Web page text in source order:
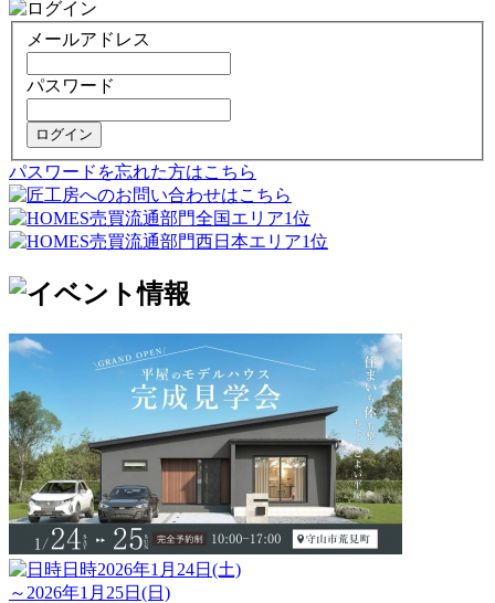
メールアドレス
パスワード
ログイン
パスワードを忘れた方はこちら
日時2026年1月24日(土)
～2026年1月25日(日)